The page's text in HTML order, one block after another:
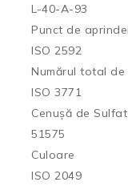
L-40-A-93
Punct de
ISO 2592
Numărul total
ISO 3771
Cenușă de
51575
ISO 2049